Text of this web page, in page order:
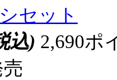
セット
込) 2,690ポ